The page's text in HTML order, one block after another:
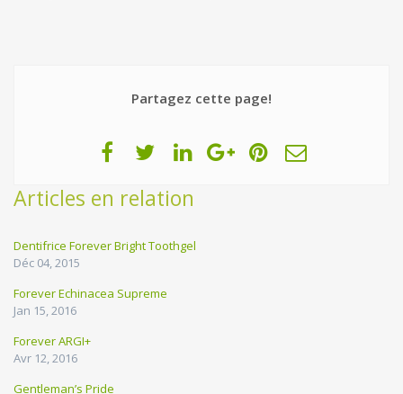
Partagez cette page!
Articles en relation
Dentifrice Forever Bright Toothgel
Déc 04, 2015
Forever Echinacea Supreme
Jan 15, 2016
Forever ARGI+
Avr 12, 2016
Gentleman’s Pride